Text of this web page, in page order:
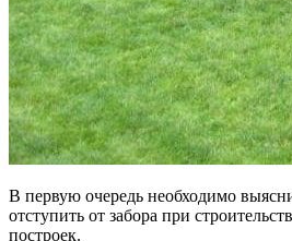
В первую очередь необходимо
отступить от забора при
построек.